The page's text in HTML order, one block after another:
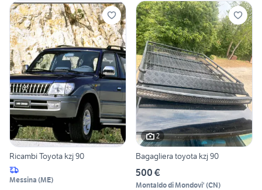
Ricambi Toyota kzj 90
Messina (ME)
2
Bagagliera toyota kzj 90
500 €
Montaldo di Mondovi' (CN)